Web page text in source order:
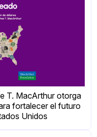
T. MacArthur otorga
fortalecer el futuro
Unidos